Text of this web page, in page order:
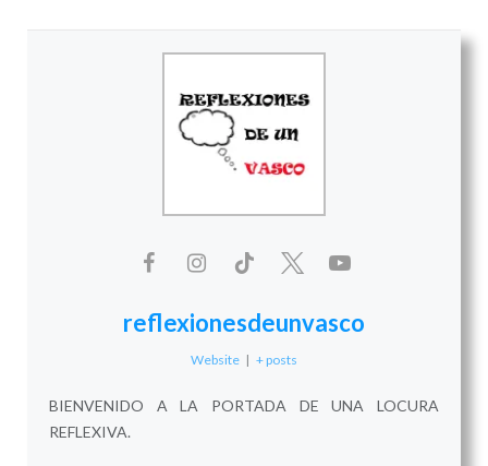
reflexionesdeunvasco
Website | + posts
BIENVENIDO A LA PORTADA DE UNA LOCURA
REFLEXIVA.